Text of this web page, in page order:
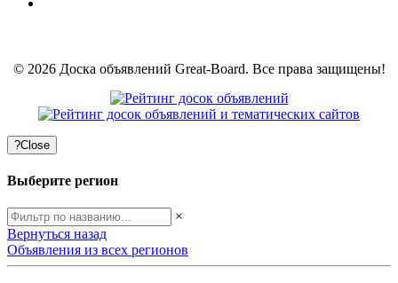
© 2026 Доска объявлений Great-Board. Все права защищены!
?Close
Выберите регион
×
Вернуться назад
Объявления из всех регионов